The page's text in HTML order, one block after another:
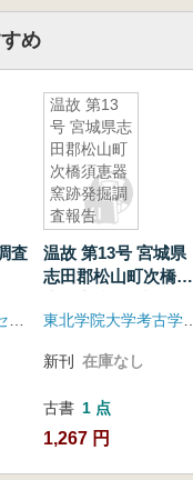
め
査
温故 第13
号 宮城県志
田郡松山町
次橋須恵器
窯跡発掘調
査報告
温故 第13号 宮城県
志田郡松山町次橋須
告
新刊 在庫なし
古書 1 点
1,267 円